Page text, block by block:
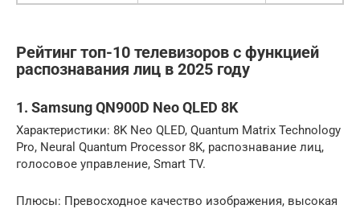
Рейтинг топ-10 телевизоров с функцией
распознавания лиц в 2025 году
1. Samsung QN900D Neo QLED 8K
Характеристики: 8K Neo QLED, Quantum Matrix Technology
Pro, Neural Quantum Processor 8K, распознавание лиц,
голосовое управление, Smart TV.
Плюсы: Превосходное качество изображения, высокая